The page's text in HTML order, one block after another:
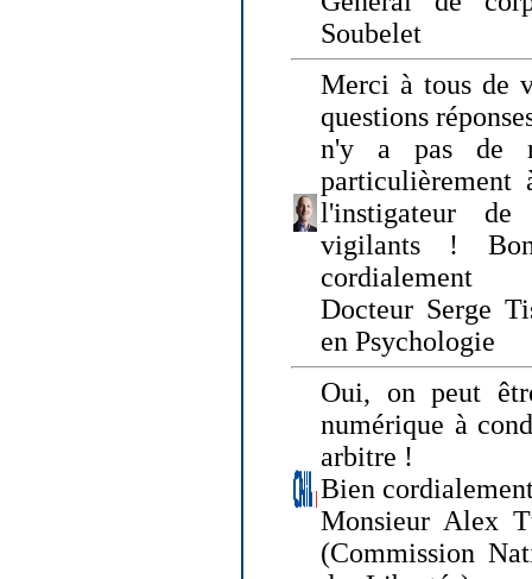
Soubelet
Merci à tous de
questions
n'y a pas de
l'instigateur de
vigilants !
cordialement
Docteur Serge
en Psychologie
Oui, on peut
numérique à
arbitre !
Bien
Monsieur Alex
(Commission